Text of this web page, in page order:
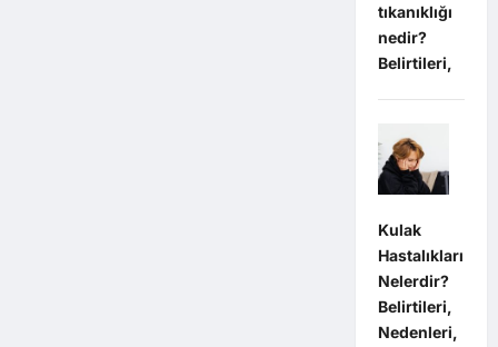
tıkanıklığı
nedir?
Belirtileri,
Kulak
Hastalıkları
Nelerdir?
Belirtileri,
Nedenleri,